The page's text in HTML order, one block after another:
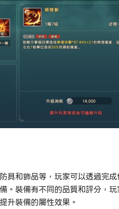
具和飾品等，玩家可以透過完
。裝備有不同的品質和評分，
升裝備的屬性效果。